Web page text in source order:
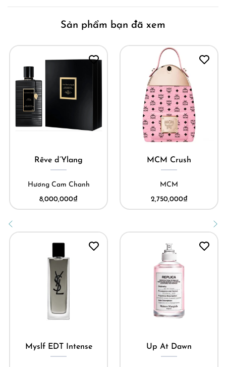
Sản phẩm bạn đã xem
Rêve d’Ylang
Hương Cam Chanh
8,000,000₫
Myslf EDT Intense
MCM Crush
MCM
2,750,000₫
Up At Dawn